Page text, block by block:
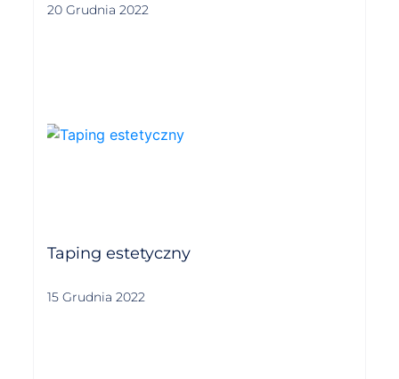
20 Grudnia 2022
Taping estetyczny
15 Grudnia 2022